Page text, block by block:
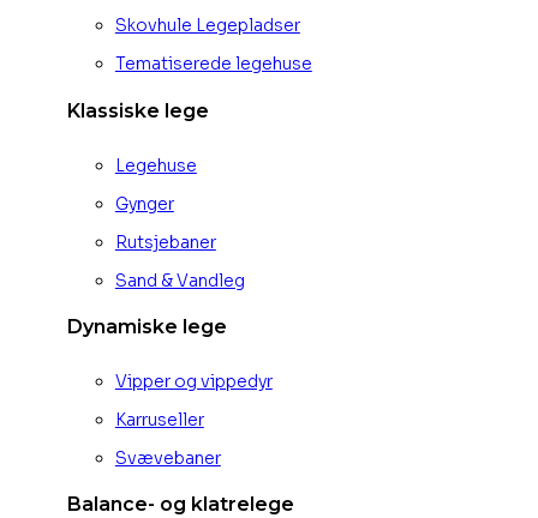
Skovhule Legepladser
Tematiserede legehuse
Klassiske lege
Legehuse
Gynger
Rutsjebaner
Sand & Vandleg
Dynamiske lege
Vipper og vippedyr
Karruseller
Svævebaner
Balance- og klatrelege